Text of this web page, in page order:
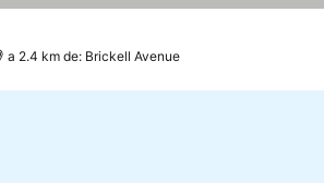
a 2.4 km de: Brickell Avenue